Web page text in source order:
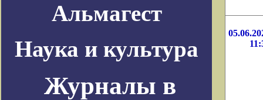
Альмагест
Наука и культура
Журналы в